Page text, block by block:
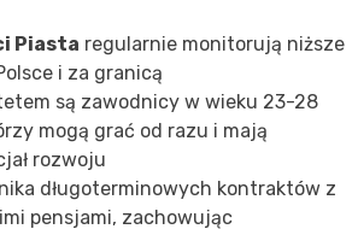
Piasta regularnie monitorują niższe
i za granicą
są zawodnicy w wieku 23-28
mogą grać od razu i mają
rozwoju
długoterminowych kontraktów z
pensjami, zachowując